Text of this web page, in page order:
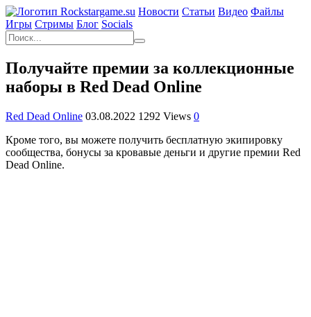
Новости Статьи Видео Файлы
Игры Cтримы Блог Socials
Получайте премии за коллекционные
наборы в Red Dead Online
Red Dead Online 03.08.2022 1292 Views 0
Кроме того, вы можете получить бесплатную экипировку
сообщества, бонусы за кровавые деньги и другие премии Red
Dead Online.